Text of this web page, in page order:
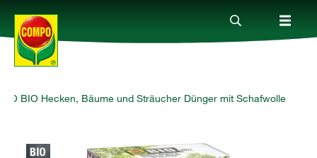
Produkte
Ratgeber
BIO Hecken, Bäume und Sträucher Dünger mit Schafwolle